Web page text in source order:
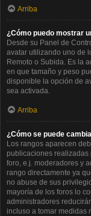
Arriba
¿Cómo puedo mostrar
Desde su Panel de
avatar utilizando uno de
Remoto o Subida. Es la
en que tamaño y peso
disponible la opción de
sea activada.
Arriba
¿Cómo se puede
Los rangos aparecen
publicaciones
foro, e.j. moderadores y
rango directamente ya
no abuse de sus
mayoría de los foros lo
administradores
incluso a tomar medidas